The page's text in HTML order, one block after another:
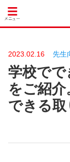
2023.02.16 先生
学校で
をご紹介
できる取